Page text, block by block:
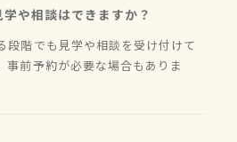
や相談はできますか？
段階でも見学や相談を受け付けて
事前予約が必要な場合もありま